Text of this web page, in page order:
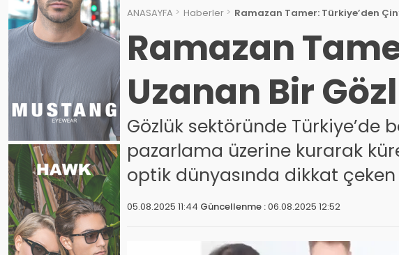
ANASAYFA Haberler Ramazan Tamer: Türkiye’den
Ramazan
Uzanan Bir
Gözlük sektöründe Türkiye’de
pazarlama üzerine kurarak
optik dünyasında dikkat
05.08.2025 11:44 Güncellenme :06.08.2025 12:52